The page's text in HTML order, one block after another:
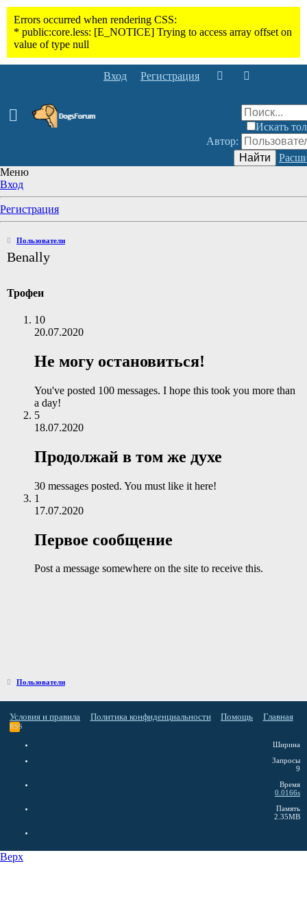
Вход Регистрация
Искать
Автор:
Найти
Меню
Вход
Регистрация
Пользователи
Benally
Трофеи
10
20.07.2020
Не могу остановиться!
You've posted 100 messages. I hope this took you more than
a day!
5
18.07.2020
Продолжай в том же духе
30 messages posted. You must like it here!
1
17.07.2020
Первое сообщение
Post a message somewhere on the site to receive this.
Пользователи
Условия и правила Политика конфиденциальности Помощь Главная
RSS
Ширина
Запросы
9
Время
0.0166s
Память
2.35MB
Верх